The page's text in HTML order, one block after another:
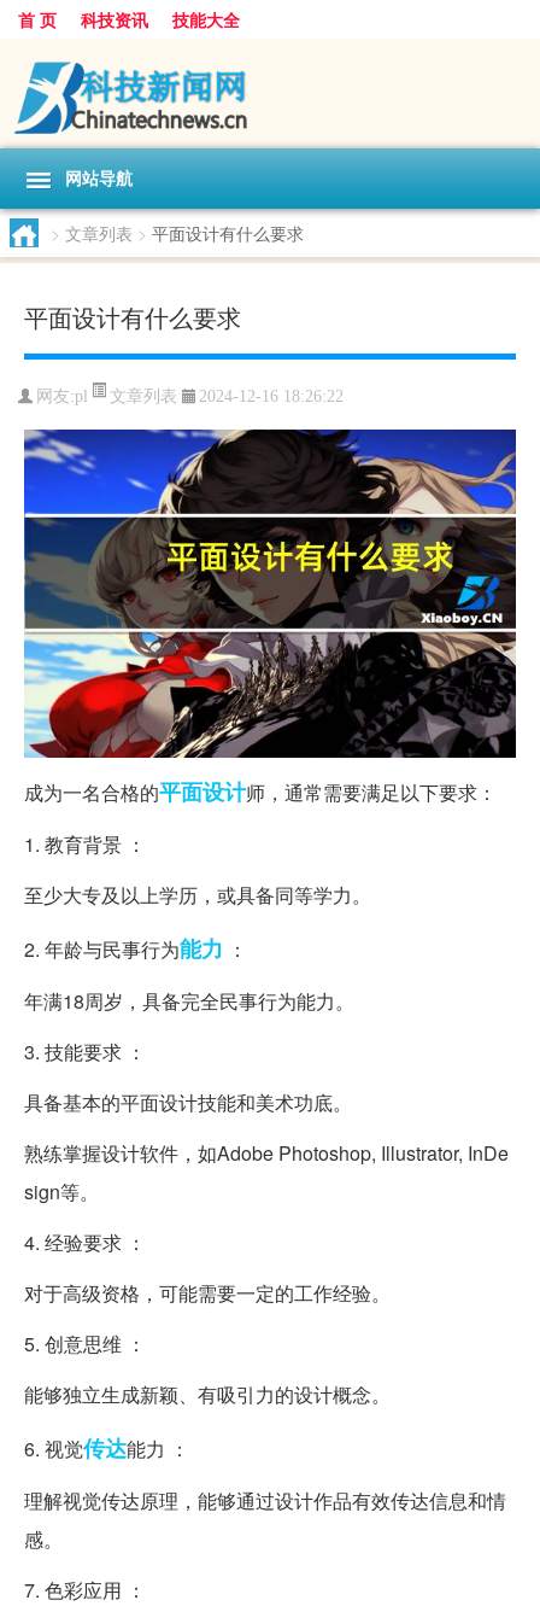
首 页 科技资讯 技能大全
网站导航
> 文章列表 > 平面设计有什么要求
平面设计有什么要求
网友:pl 文章列表 2024-12-16 18:26:22
成为一名合格的平面设计师，通常需要满足以下要求：
1. 教育背景 ：
至少大专及以上学历，或具备同等学力。
2. 年龄与民事行为能力 ：
年满18周岁，具备完全民事行为能力。
3. 技能要求 ：
具备基本的平面设计技能和美术功底。
熟练掌握设计软件，如Adobe Photoshop, Illustrator, InDe
sign等。
4. 经验要求 ：
对于高级资格，可能需要一定的工作经验。
5. 创意思维 ：
能够独立生成新颖、有吸引力的设计概念。
6. 视觉传达能力 ：
理解视觉传达原理，能够通过设计作品有效传达信息和情
感。
7. 色彩应用 ：